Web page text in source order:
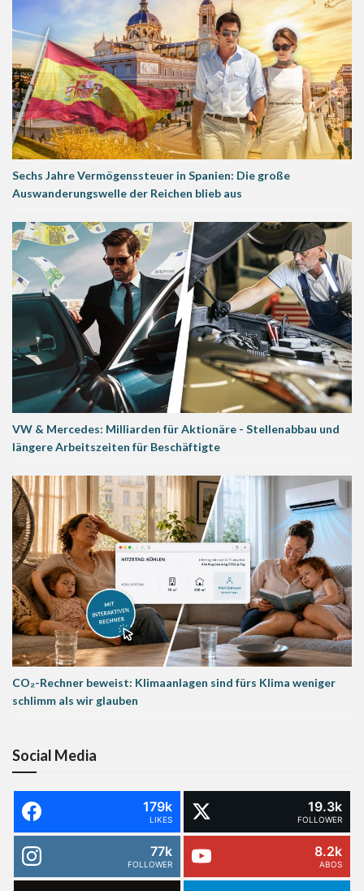
Sechs Jahre Vermögenssteuer in Spanien: Die große
Auswanderungswelle der Reichen blieb aus
VW & Mercedes: Milliarden für Aktionäre - Stellenabbau und
längere Arbeitszeiten für Beschäftigte
CO₂-Rechner beweist: Klimaanlagen sind fürs Klima weniger
schlimm als wir glauben
Social Media
179k
LIKES
19.3k
FOLLOWER
77k
FOLLOWER
8.2k
ABOS